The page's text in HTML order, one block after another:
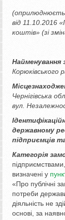
від 11.10.2016
коштів» (зі
Найменування
Корюківського
Чернігівська
вул.
державному
підприємців
Категорія
визначені у
«Про публічні
потреби
діяльність не
основі, за